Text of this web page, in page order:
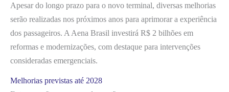
Apesar do longo prazo para o novo terminal, diversas melhorias
serão realizadas nos próximos anos para aprimorar a experiência
dos passageiros. A Aena Brasil investirá R$ 2 bilhões em
reformas e modernizações, com destaque para intervenções
consideradas emergenciais.
Melhorias previstas até 2028